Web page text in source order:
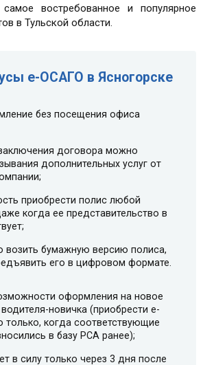
самое востребованное и популярное
в Тульской области.
e-ОСАГО в Ясногорске
без посещения офиса
договора можно
дополнительных услуг от
приобрести полис любой
когда ее представительство в
возить бумажную версию полиса,
его в цифровом формате.
оформления на новое
новичка (приобрести e-
когда соответствующие
в базу РСА ранее);
в силу только через 3 дня после